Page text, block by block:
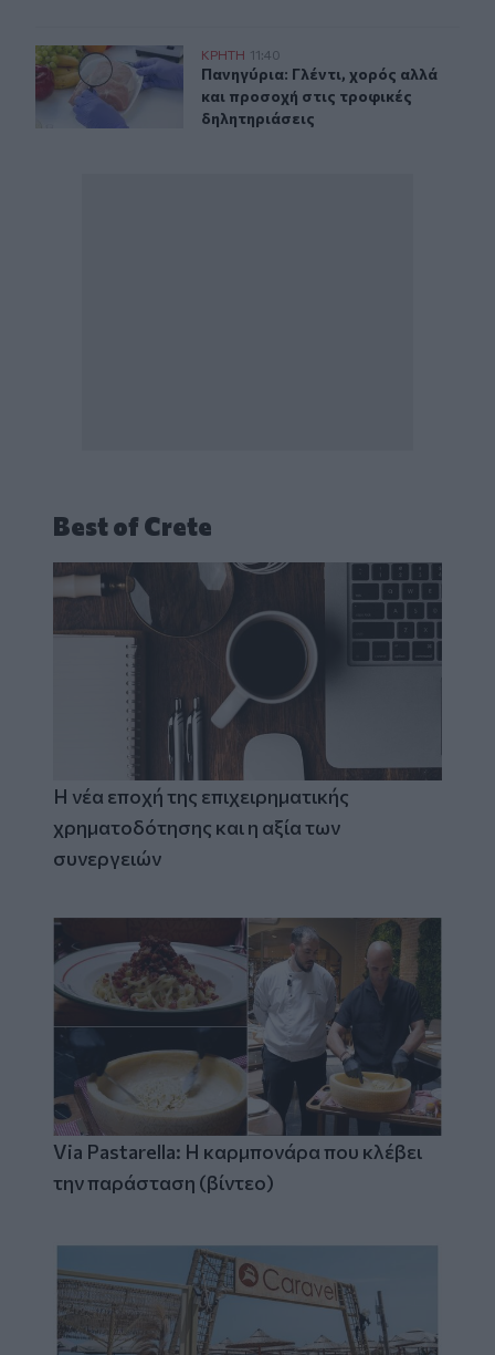
Πανηγύρια: Γλέντι, χορός αλλά και προσοχή στις
ΚΡΗΤΗ 11:40
Πανηγύρια: Γλέντι, χορός αλλά
Πανηγύρια: Γλέντι, χορός αλλά
και προσοχή στις τροφικές
δηλητηριάσεις
Best of Crete
Η νέα εποχή της επιχειρηματικής
χρηματοδότησης και η αξία των
συνεργειών
Via Pastarella: Η καρμπονάρα που κλέβει
την παράσταση (βίντεο)